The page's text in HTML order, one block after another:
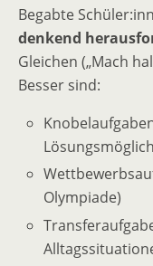
Begabte
denkend
Gleichen („Mach
Besser sind:
Olympiade)